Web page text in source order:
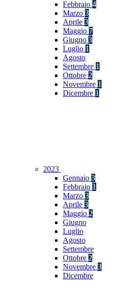
Febbraio 4
Marzo 3
Aprile 3
Maggio 7
Giugno 3
Luglio 1
Agosto
Settembre 1
Ottobre 2
Novembre 1
Dicembre 1
2023
Gennaio 3
Febbraio 1
Marzo 3
Aprile 3
Maggio 2
Giugno
Luglio
Agosto
Settembre
Ottobre 2
Novembre 3
Dicembre